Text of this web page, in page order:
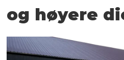
og høyere